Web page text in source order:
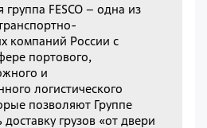
группа FESCO – одна из
компаний России с
портового,
и
логистического
позволяют Группе
доставку грузов «от двери